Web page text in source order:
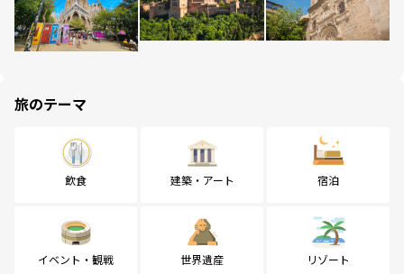
旅のテーマ
飲食 建築・アート 宿泊
イベント・観戦 世界遺産 リゾート